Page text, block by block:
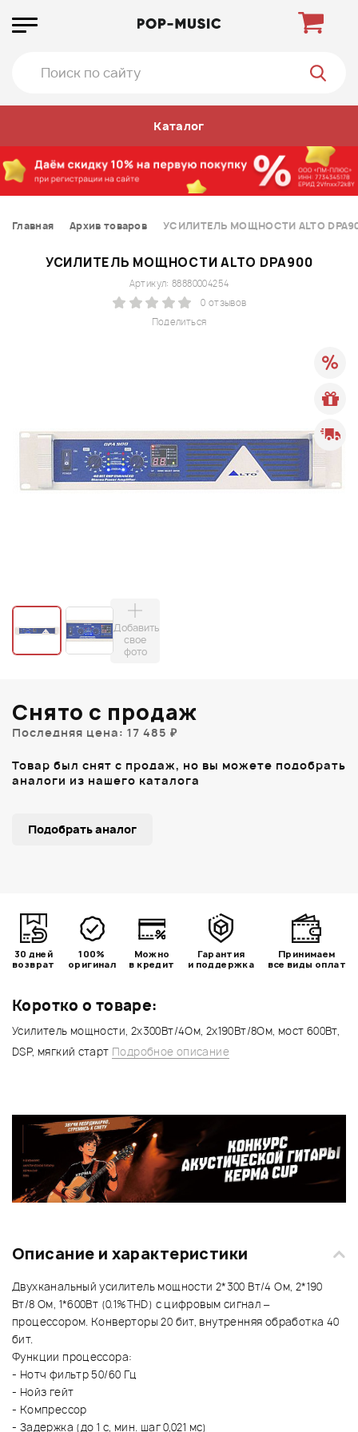
Каталог
Главная Архив товаров УСИЛИТЕЛЬ МОЩНОСТИ ALTO
УСИЛИТЕЛЬ МОЩНОСТИ ALTO DPA900
Поделиться
Артикул: 88880004254
0 отзывов
Добавить
свое
фото
Коротко о товаре:
Усилитель мощности, 2x300Вт/4Ом, 2х190Вт/8Ом, мост 600Вт,
DSP, мягкий старт Подробное описание
Снято с продаж
Последняя цена: 17 485 ₽
Товар был снят с продаж, но вы можете подобрать
аналоги из нашего каталога
Подобрать аналог
30 дней
возврат
100%
оригинал
Можно
в кредит
Гарантия
и поддержка
Принимаем
все виды оплат
Описание и характеристики
Двухканальный усилитель мощности 2*300 Вт/4 Ом, 2*190
Вт/8 Ом, 1*600Вт (0.1%THD) с цифровым сигнал –
процессором. Конверторы 20 бит, внутренняя обработка 40
бит.
Функции процессора:
- Нотч фильтр 50/60 Гц
- Нойз гейт
- Компрессор
- Задержка (до 1 с, мин. шаг 0,021 мс)